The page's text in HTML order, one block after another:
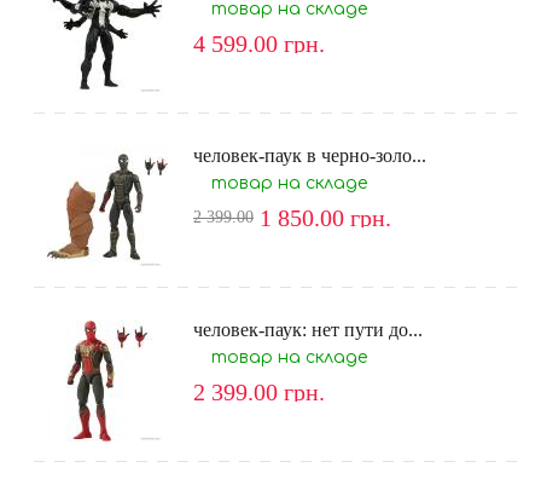
товар на складе
4 599.00 грн.
человек-паук в черно-золо...
товар на складе
2 399.00 1 850.00 грн.
человек-паук: нет пути до...
товар на складе
2 399.00 грн.